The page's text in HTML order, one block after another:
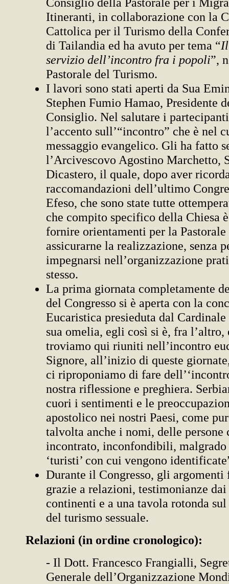
Itineranti, in collaborazione con la
Cattolica per il Turismo della
di Tailandia ed ha avuto per tema “
servizio dell’incontro fra i popoli”,
Pastorale del Turismo.
I lavori sono stati aperti da Sua
Stephen Fumio Hamao, Presidente
Consiglio. Nel salutare i
l’accento sull’“incontro” che è nel
messaggio evangelico. Gli ha fatto
l’Arcivescovo Agostino Marchetto,
Dicastero, il quale, dopo aver
raccomandazioni dell’ultimo
Efeso, che sono state tutte
che compito specifico della Chiesa
fornire orientamenti per la
assicurarne la realizzazione, senza
impegnarsi nell’organizzazione
stesso.
La prima giornata completamente
del Congresso si è aperta con la
Eucaristica presieduta dal
sua omelia, egli così si è, fra l’altro,
troviamo qui riuniti nell’incontro
Signore, all’inizio di queste
ci riproponiamo di fare
nostra riflessione e preghiera.
cuori i sentimenti e le
apostolico nei nostri Paesi, come
talvolta anche i nomi, delle persone
incontrato, inconfondibili, malgrado
‘turisti’ con cui vengono
Durante il Congresso, gli argomenti
grazie a relazioni, testimonianze
continenti e a una tavola rotonda
del turismo sessuale.
Relazioni (in ordine cronologico):
- Il Dott. Francesco Frangialli,
Generale dell’Organizzazione